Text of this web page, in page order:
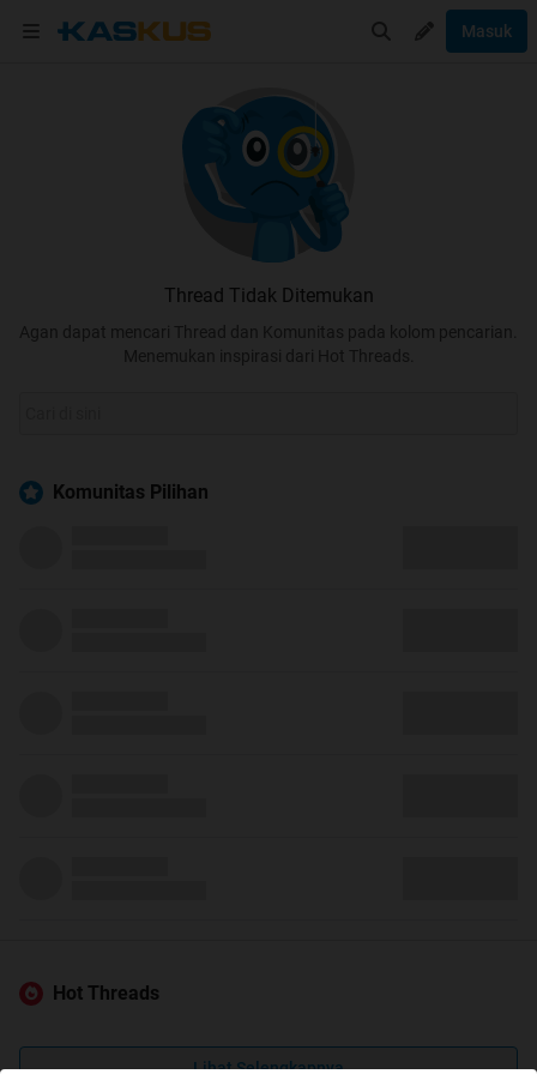
Masuk
Thread Tidak Ditemukan
Agan dapat mencari Thread dan Komunitas pada kolom pencarian.
Menemukan inspirasi dari Hot Threads.
Komunitas Pilihan
Hot Threads
Lihat Selengkapnya